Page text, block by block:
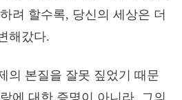
려 할수록, 당신의 세상은 더
해갔다.
의 본질을 잘못 짚었기 때문
에 대한 증명이 아니라, 그의